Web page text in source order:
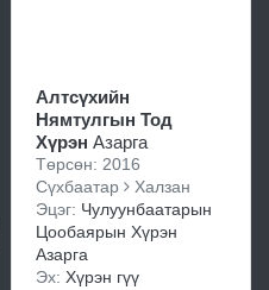
Алтсүхийн
Нямтулгын Тод
Хүрэн Азарга
Төрсөн: 2016
Сүхбаатар
Халзан
Эцэг: Чулуунбаатарын
Цообаярын Хүрэн
Азарга
Эх: Хүрэн гүү